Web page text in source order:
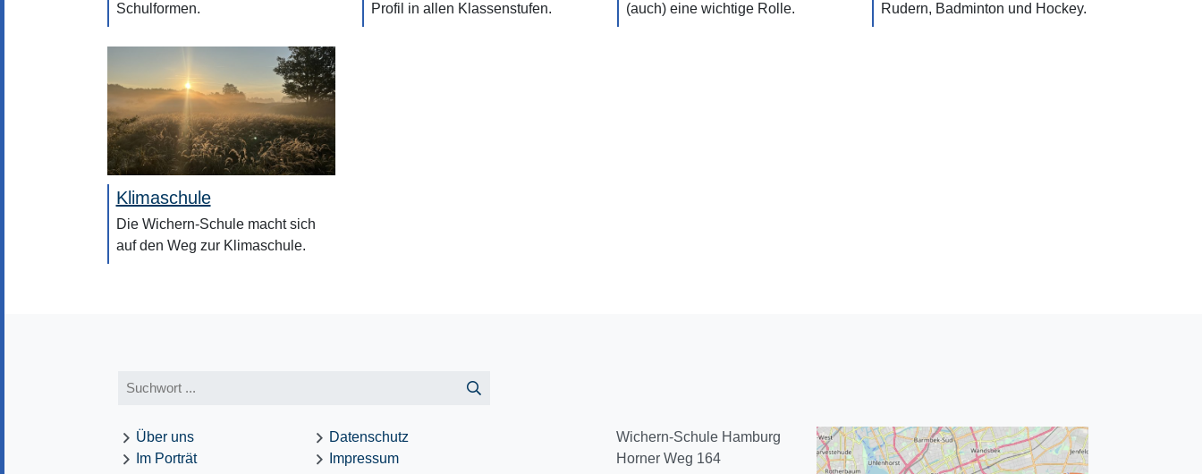
Schulformen.
Profil in allen Klassenstufen.
(auch) eine wichtige Rolle.
Rudern, Badminton und Hockey.
Klimaschule
Die Wichern-Schule macht sich
auf den Weg zur Klimaschule.
Über uns
Im Porträt
Datenschutz
Impressum
Wichern-Schule Hamburg
Horner Weg 164